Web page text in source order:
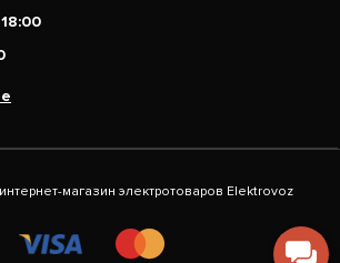
магазин электротоваров Elektrovoz